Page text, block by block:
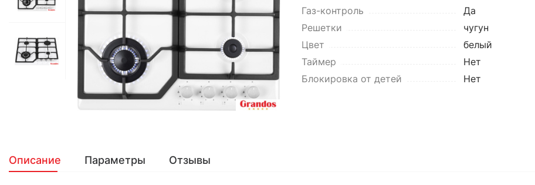
Газ-контроль
Да
Решетки
чугун
Цвет
белый
Таймер
Нет
Блокировка от детей
Нет
Описание Параметры Отзывы